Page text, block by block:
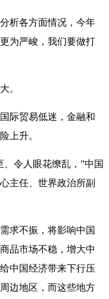
析各方面情况，今年
为严峻，我们要做打
。
际贸易低迷，金融和
上升。
令人眼花缭乱，”中国
主任、世界政治所副
不振，将影响中国
品市场不稳，增大中
中国经济带来下行压
边地区，而这些地方